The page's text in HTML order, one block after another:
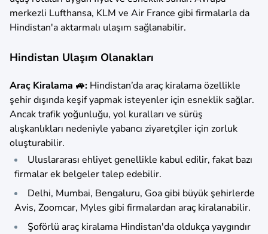
merkezli Lufthansa, KLM ve Air France gibi firmalarla da
Hindistan'a aktarmalı ulaşım sağlanabilir.
Hindistan Ulaşım Olanakları
Araç Kiralama 🚙: Hindistan’da araç kiralama özellikle
şehir dışında keşif yapmak isteyenler için esneklik sağlar.
Ancak trafik yoğunluğu, yol kuralları ve sürüş
alışkanlıkları nedeniyle yabancı ziyaretçiler için zorluk
oluşturabilir.
Uluslararası ehliyet genellikle kabul edilir, fakat bazı
firmalar ek belgeler talep edebilir.
Delhi, Mumbai, Bengaluru, Goa gibi büyük şehirlerde
Avis, Zoomcar, Myles gibi firmalardan araç kiralanabilir.
Şoförlü araç kiralama Hindistan'da oldukça yaygındır